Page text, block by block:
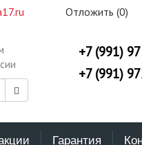
Отложить (0)
+7 (991)
+7 (991)
Гарантия